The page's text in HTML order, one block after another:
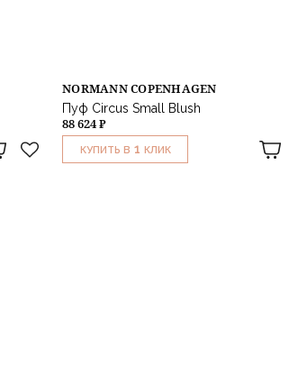
NORMANN COPENHAGEN
Пуф Circus Small Blush
88 624 ₽
КУПИТЬ В 1 КЛИК